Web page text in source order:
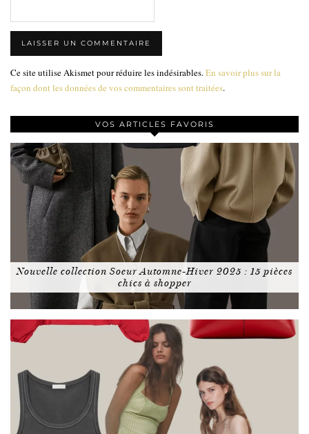
Ce site utilise Akismet pour réduire les indésirables. En savoir plus sur la
façon dont les données de vos commentaires sont traitées.
VOS ARTICLES FAVORIS
Nouvelle collection Soeur Automne-Hiver 2025 : 15 pièces
chics à shopper